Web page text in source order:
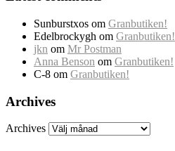
Sunburstxos om Granbutiken!
Edelbrockygh om Granbutiken!
jkn om Mr Postman
Anna Benson om Granbutiken!
C-8 om Granbutiken!
Archives
Archives